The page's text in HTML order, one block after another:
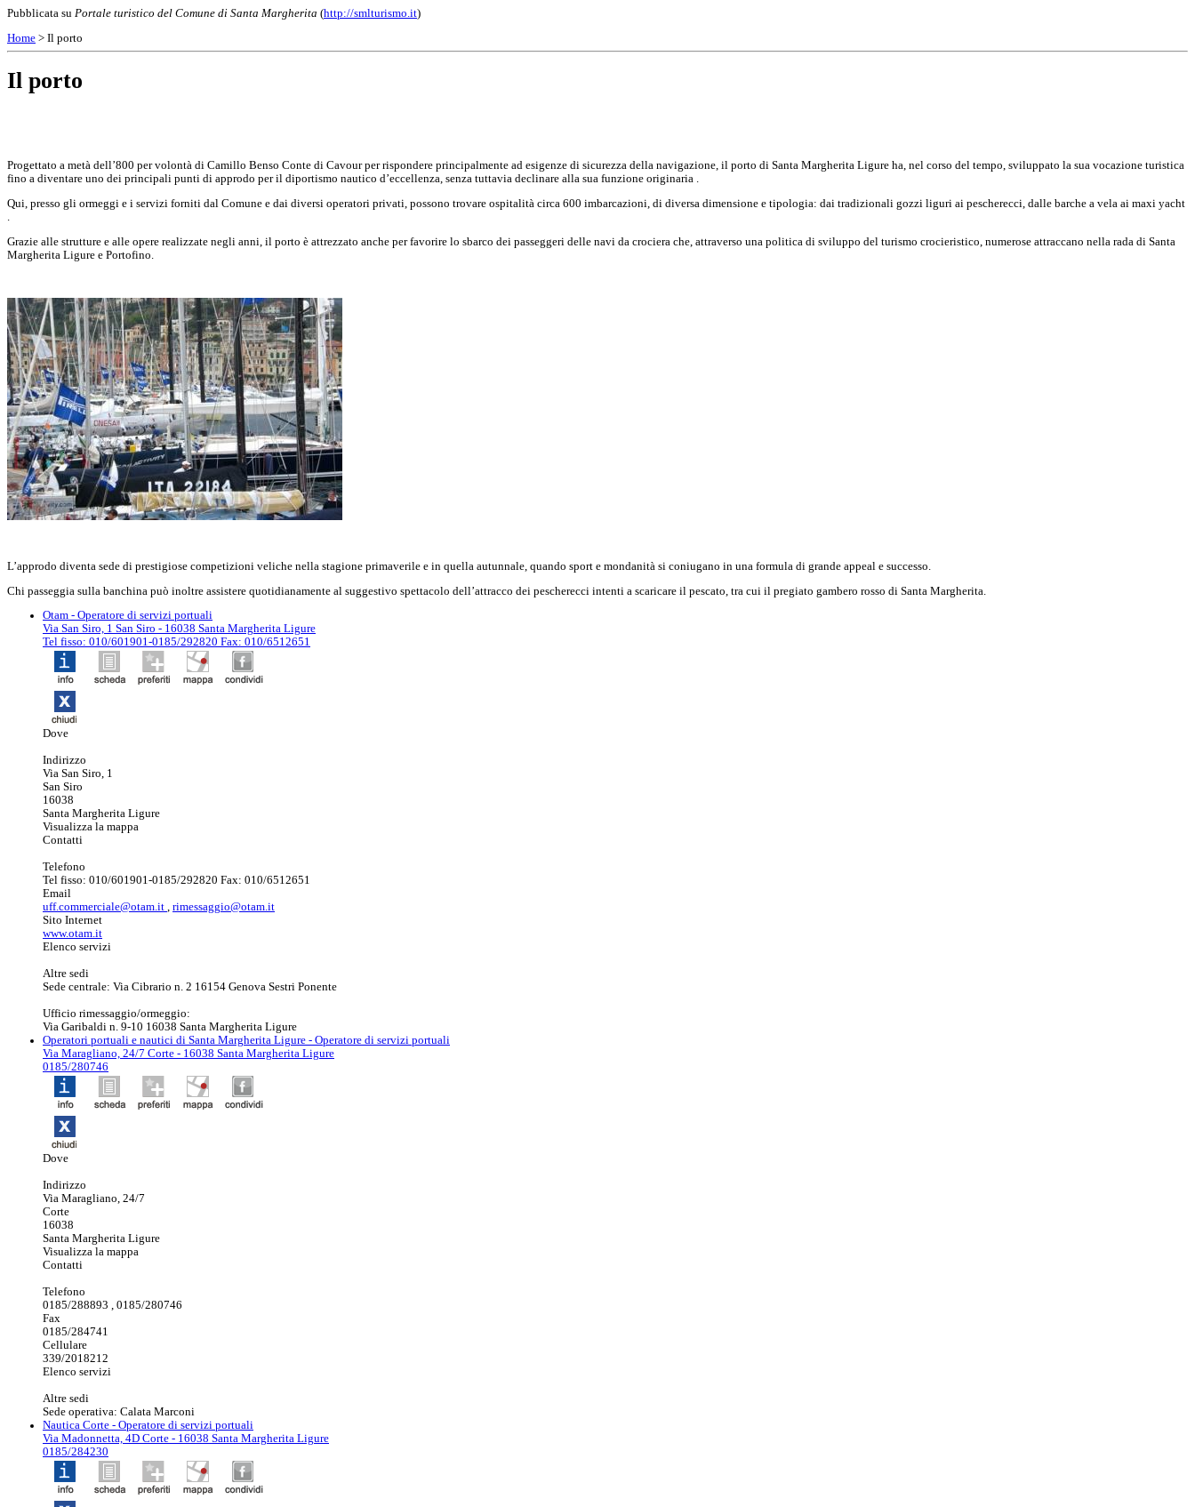
Pubblicata su Portale turistico del Comune di Santa Margherita (http://smlturismo.it)
Home > Il porto
Il porto
Progettato a metà dell’800 per volontà di Camillo Benso Conte di Cavour per rispondere principalmente ad esigenze di sicurezza della navigazione, il porto di Santa Margherita Ligure ha, nel corso del tempo, sviluppato la sua vocazione turistica
fino a diventare uno dei principali punti di approdo per il diportismo nautico d’eccellenza, senza tuttavia declinare alla sua funzione originaria .
Qui, presso gli ormeggi e i servizi forniti dal Comune e dai diversi operatori privati, possono trovare ospitalità circa 600 imbarcazioni, di diversa dimensione e tipologia: dai tradizionali gozzi liguri ai pescherecci, dalle barche a vela ai maxi yacht
.
Grazie alle strutture e alle opere realizzate negli anni, il porto è attrezzato anche per favorire lo sbarco dei passeggeri delle navi da crociera che, attraverso una politica di sviluppo del turismo crocieristico, numerose attraccano nella rada di Santa
Margherita Ligure e Portofino.
L’approdo diventa sede di prestigiose competizioni veliche nella stagione primaverile e in quella autunnale, quando sport e mondanità si coniugano in una formula di grande appeal e successo.
Chi passeggia sulla banchina può inoltre assistere quotidianamente al suggestivo spettacolo dell’attracco dei pescherecci intenti a scaricare il pescato, tra cui il pregiato gambero rosso di Santa Margherita.
Otam - Operatore di servizi portuali
Via San Siro, 1 San Siro - 16038 Santa Margherita Ligure
Tel fisso: 010/601901-0185/292820 Fax: 010/6512651
Dove
Indirizzo
Via San Siro, 1
San Siro
16038
Santa Margherita Ligure
Visualizza la mappa
Contatti
Telefono
Tel fisso: 010/601901-0185/292820 Fax: 010/6512651
Email
uff.commerciale@otam.it , rimessaggio@otam.it
Sito Internet
www.otam.it
Elenco servizi
Altre sedi
Sede centrale: Via Cibrario n. 2 16154 Genova Sestri Ponente
Ufficio rimessaggio/ormeggio:
Via Garibaldi n. 9-10 16038 Santa Margherita Ligure
Operatori portuali e nautici di Santa Margherita Ligure - Operatore di servizi portuali
Via Maragliano, 24/7 Corte - 16038 Santa Margherita Ligure
0185/280746
Dove
Indirizzo
Via Maragliano, 24/7
Corte
16038
Santa Margherita Ligure
Visualizza la mappa
Contatti
Telefono
0185/288893 , 0185/280746
Fax
0185/284741
Cellulare
339/2018212
Elenco servizi
Altre sedi
Sede operativa: Calata Marconi
Nautica Corte - Operatore di servizi portuali
Via Madonnetta, 4D Corte - 16038 Santa Margherita Ligure
0185/284230